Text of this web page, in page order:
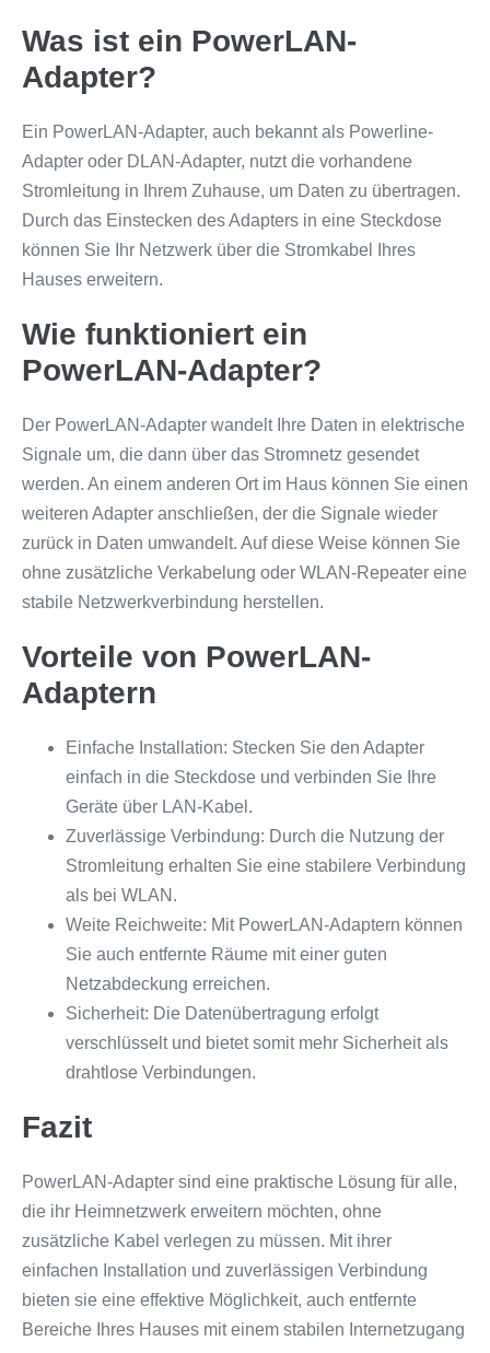
Was ist ein PowerLAN-
Adapter?
Ein PowerLAN-Adapter, auch bekannt als Powerline-
Adapter oder DLAN-Adapter, nutzt die vorhandene
Stromleitung in Ihrem Zuhause, um Daten zu übertragen.
Durch das Einstecken des Adapters in eine Steckdose
können Sie Ihr Netzwerk über die Stromkabel Ihres
Hauses erweitern.
Wie funktioniert ein
PowerLAN-Adapter?
Der PowerLAN-Adapter wandelt Ihre Daten in elektrische
Signale um, die dann über das Stromnetz gesendet
werden. An einem anderen Ort im Haus können Sie einen
weiteren Adapter anschließen, der die Signale wieder
zurück in Daten umwandelt. Auf diese Weise können Sie
ohne zusätzliche Verkabelung oder WLAN-Repeater eine
stabile Netzwerkverbindung herstellen.
Vorteile von PowerLAN-
Adaptern
Einfache Installation: Stecken Sie den Adapter
einfach in die Steckdose und verbinden Sie Ihre
Geräte über LAN-Kabel.
Zuverlässige Verbindung: Durch die Nutzung der
Stromleitung erhalten Sie eine stabilere Verbindung
als bei WLAN.
Weite Reichweite: Mit PowerLAN-Adaptern können
Sie auch entfernte Räume mit einer guten
Netzabdeckung erreichen.
Sicherheit: Die Datenübertragung erfolgt
verschlüsselt und bietet somit mehr Sicherheit als
drahtlose Verbindungen.
Fazit
PowerLAN-Adapter sind eine praktische Lösung für alle,
die ihr Heimnetzwerk erweitern möchten, ohne
zusätzliche Kabel verlegen zu müssen. Mit ihrer
einfachen Installation und zuverlässigen Verbindung
bieten sie eine effektive Möglichkeit, auch entfernte
Bereiche Ihres Hauses mit einem stabilen Internetzugang